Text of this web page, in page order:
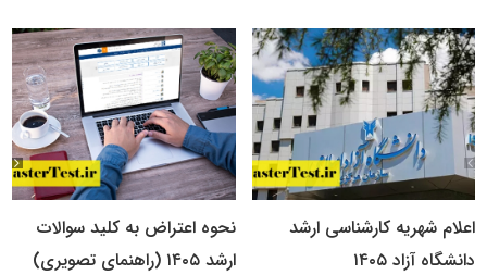
اعلام شهریه کارشناسی ارشد
دانشگاه آزاد ۱۴۰۵
نحوه اعتراض به کلید سوالات
ارشد ۱۴۰۵ (راهنمای تصویری)